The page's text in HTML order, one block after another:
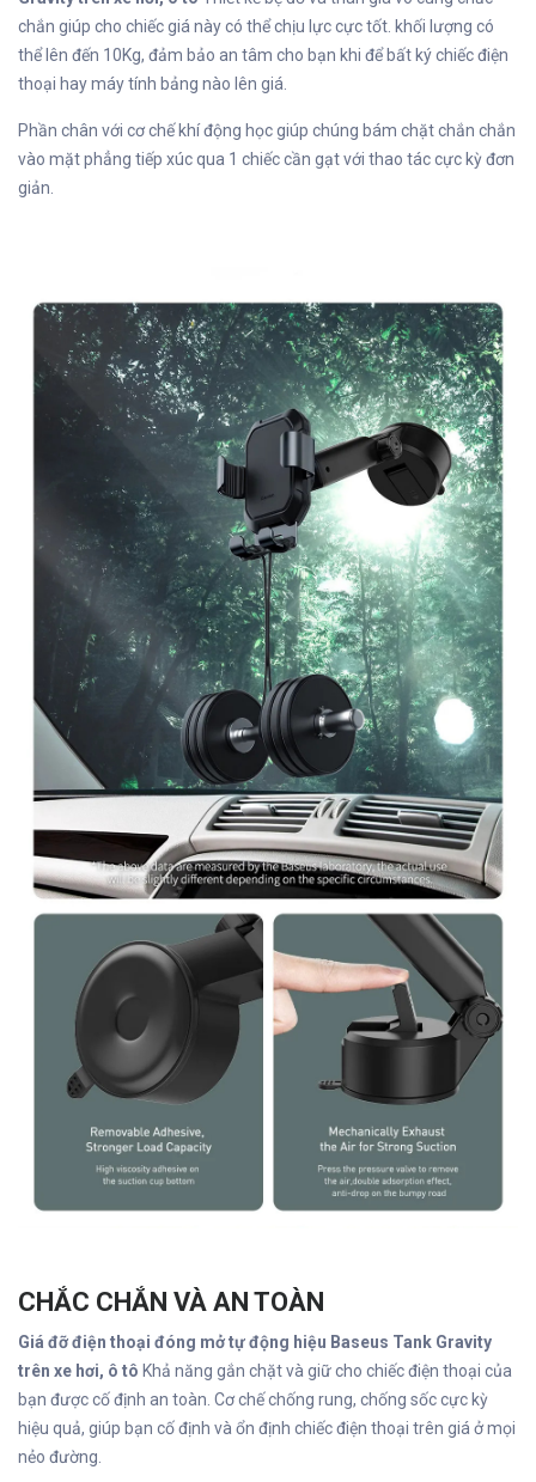
chắn giúp cho chiếc giá này có thể chịu lực cực tốt. khối lượng có
thể lên đến 10Kg, đảm bảo an tâm cho bạn khi để bất ký chiếc điện
thoại hay máy tính bảng nào lên giá.
Phần chân với cơ chế khí động học giúp chúng bám chặt chắn chắn
vào mặt phẳng tiếp xúc qua 1 chiếc cần gạt với thao tác cực kỳ đơn
giản.
CHẮC CHẮN VÀ AN TOÀN
Giá đỡ điện thoại đóng mở tự động hiệu Baseus Tank Gravity
trên xe hơi, ô tô Khả năng gắn chặt và giữ cho chiếc điện thoại của
bạn được cố định an toàn. Cơ chế chống rung, chống sốc cực kỳ
hiệu quả, giúp bạn cố định và ổn định chiếc điện thoại trên giá ở mọi
nẻo đường.